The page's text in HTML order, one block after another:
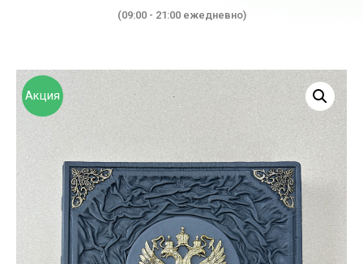
(09:00 - 21:00 ежедневно)
Акция